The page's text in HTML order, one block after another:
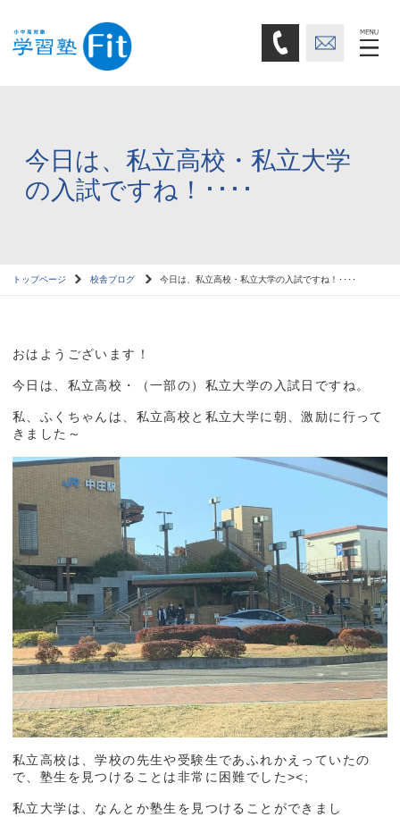
今日は、私立高校・私立大学
の入試ですね！････
トップページ 校舎ブログ 今日は、私立高校・私立大学の入試ですね！････
おはようございます！
今日は、私立高校・（一部の）私立大学の入試日ですね。
私、ふくちゃんは、私立高校と私立大学に朝、激励に行って
きました～
私立高校は、学校の先生や受験生であふれかえっていたの
で、塾生を見つけることは非常に困難でした><;
私立大学は、なんとか塾生を見つけることができまし